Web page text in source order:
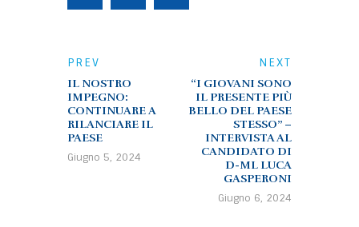
PREV
IL NOSTRO
IMPEGNO:
CONTINUARE A
RILANCIARE IL
PAESE
Giugno 5, 2024
NEXT
“I GIOVANI SONO
IL PRESENTE PIÙ
BELLO DEL PAESE
STESSO” –
INTERVISTA AL
CANDIDATO DI
D-ML LUCA
GASPERONI
Giugno 6, 2024